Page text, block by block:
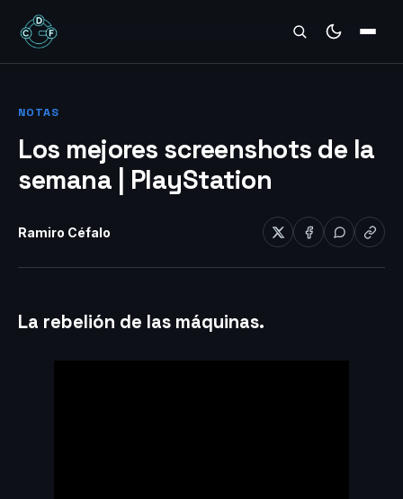
REVIEWS
NOTAS
Los mejores screenshots de la
semana | PlayStation
Ramiro Céfalo
La rebelión de las máquinas.